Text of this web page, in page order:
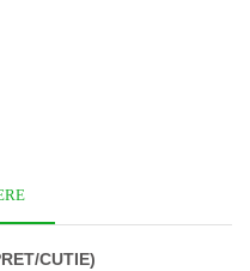
CUTIE)